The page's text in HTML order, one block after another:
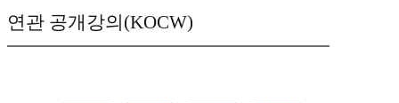
연관 공개강의(KOCW)